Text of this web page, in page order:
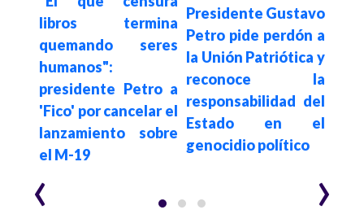
libros termina
quemando seres
humanos":
presidente Petro a
'Fico' por cancelar el
lanzamiento sobre
el M-19
Presidente Gustavo
Petro pide perdón a
la Unión Patriótica y
reconoce la
responsabilidad del
Estado en el
genocidio político
‹ ›